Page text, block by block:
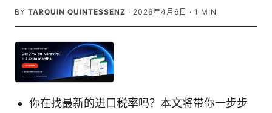
BY TARQUIN QUINTESSENZ · 2026年4月6日 · 1 MIN
你在找最新的进口税率吗？本文将带你一步步